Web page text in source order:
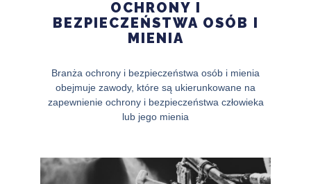
OCHRONY I
BEZPIECZEŃSTWA OSÓB I
MIENIA
Branża ochrony i bezpieczeństwa osób i mienia
obejmuje zawody, które są ukierunkowane na
zapewnienie ochrony i bezpieczeństwa człowieka
lub jego mienia